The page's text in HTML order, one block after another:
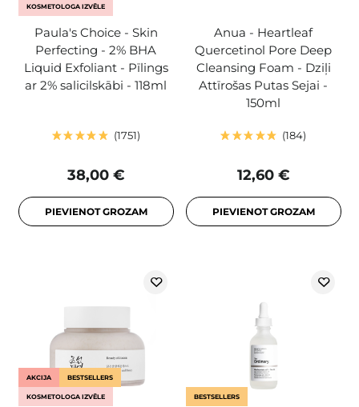
KOSMETOLOGA IZVĒLE
Paula's Choice - Skin
Perfecting - 2% BHA
Liquid Exfoliant - Pīlings
ar 2% salicilskābi - 118ml
1751
38,00 €
PIEVIENOT GROZAM
Anua - Heartleaf
Quercetinol Pore Deep
Cleansing Foam - Dziļi
Attīrošas Putas Sejai -
150ml
184
12,60 €
PIEVIENOT GROZAM
AKCIJA BESTSELLERS
KOSMETOLOGA IZVĒLE BESTSELLERS